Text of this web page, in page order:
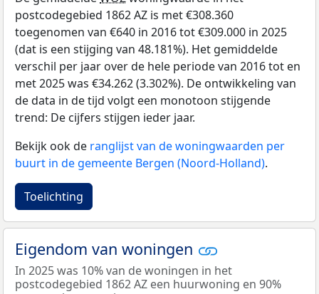
postcodegebied 1862 AZ is met €308.360
toegenomen van €640 in 2016 tot €309.000 in 2025
(dat is een stijging van 48.181%). Het gemiddelde
verschil per jaar over de hele periode van 2016 tot en
met 2025 was €34.262 (3.302%). De ontwikkeling van
de data in de tijd volgt een monotoon stijgende
trend: De cijfers stijgen ieder jaar.
Bekijk ook de ranglijst van de woningwaarden per
buurt in de gemeente Bergen (Noord-Holland).
Toelichting
Eigendom van woningen
In 2025 was 10% van de woningen in het
postcodegebied 1862 AZ een huurwoning en 90%